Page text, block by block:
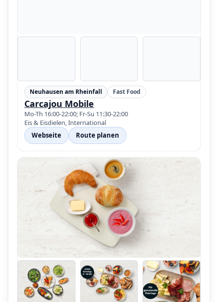
Neuhausen am Rheinfall Fast Food
Carcajou Mobile
Mo-Th 16:00-22:00; Fr-Su 11:30-22:00
Eis & Eisdielen, International
Webseite
Route planen